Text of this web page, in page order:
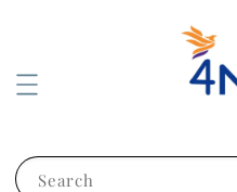
Search